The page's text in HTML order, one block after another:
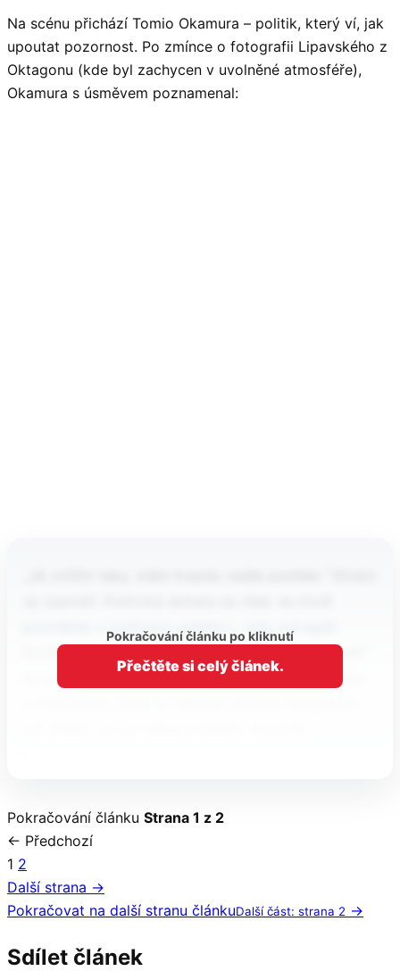
Na scénu přichází Tomio Okamura – politik, který ví, jak
upoutat pozornost. Po zmínce o fotografii Lipavského z
Oktagonu (kde byl zachycen v uvolněné atmosféře),
Okamura s úsměvem poznamenal:
proměnila v podivnou exhibici – kdo má lepší
fyzičku, kdo působí „víc lidsky“, kdo má víc „likeů“
na sociálních sítích. Místo argumentů se soutěžilo
Pokračování článku po kliknutí
Přečtěte si celý článek.
Pokračování článku Strana 1 z 2
← Předchozí
1 2
Další strana →
Pokračovat na další stranu článkuDalší část: strana 2 →
Sdílet článek